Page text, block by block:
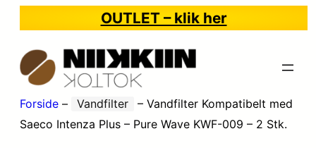
OUTLET – klik her
Forside – Vandfilter – Vandfilter Kompatibelt med
Saeco Intenza Plus – Pure Wave KWF-009 – 2 Stk.